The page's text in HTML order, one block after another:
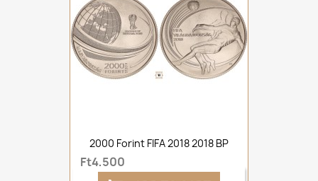
2000 Forint FIFA 2018 2018 BP
Ft4,500